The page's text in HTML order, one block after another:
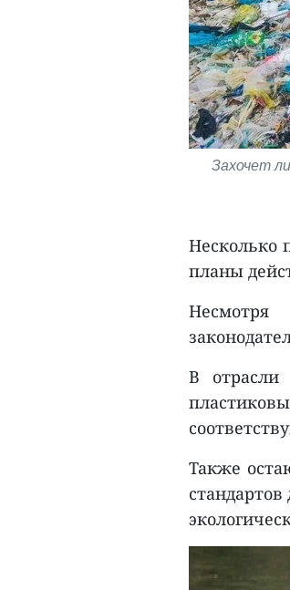
Захочет
Несколько
планы
В отрасли
Также